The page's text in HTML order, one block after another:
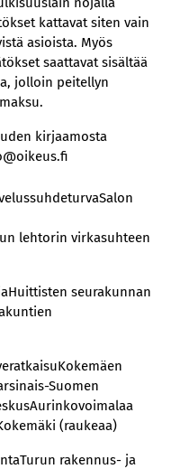
kattavat siten vain
asioista. Myös
saattavat sisältää
jolloin peitellyn
kirjaamosta
lehtorin virkasuhteen
seurakunnan
Suomen
(raukeaa)
rakennus- ja